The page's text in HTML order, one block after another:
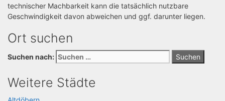
technischer Machbarkeit kann die tatsächlich nutzbare
Geschwindigkeit davon abweichen und ggf. darunter liegen.
Ort suchen
Suchen nach:
Weitere Städte